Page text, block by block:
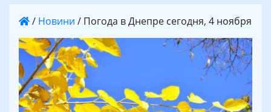
/ Новини / Погода в Днепре сегодня, 4 ноября